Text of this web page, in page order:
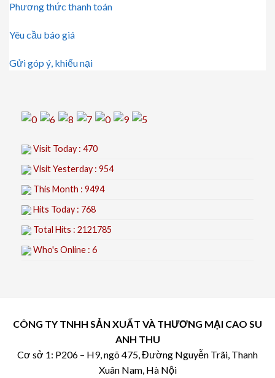
Phương thức thanh toán
Yêu cầu báo giá
Gửi góp ý, khiếu nại
Visit Today : 470
Visit Yesterday : 954
This Month : 9494
Hits Today : 768
Total Hits : 2121785
Who's Online : 6
CÔNG TY TNHH SẢN XUẤT VÀ THƯƠNG MẠI CAO SU
ANH THU
Cơ sở 1: P206 – H9, ngõ 475, Đường Nguyễn Trãi, Thanh
Xuân Nam, Hà Nội